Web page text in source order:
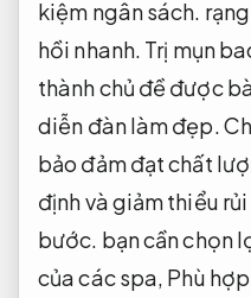
đến 4.000.000 vnđ.
minh bạch. Đối với
nặng,Phản hồi
nhanh,Rõ ràng.từ 4
hoàn toàn nhân mụn,
bớt thâm nám và có
kiệm ngân sách.
hồi nhanh.Trị mụn